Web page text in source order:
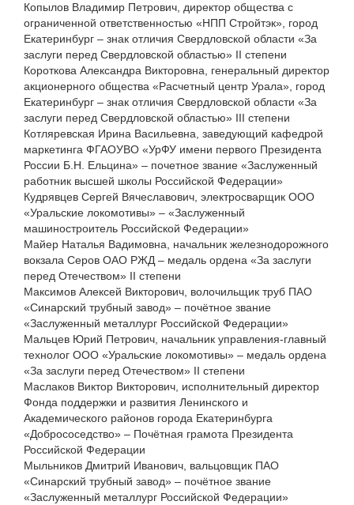
Копылов Владимир Петрович, директор общества с
ограниченной ответственностью «НПП Стройтэк», город
Екатеринбург – знак отличия Свердловской области «За
заслуги перед Свердловской областью» II степени
Короткова Александра Викторовна, генеральный директор
акционерного общества «Расчетный центр Урала», город
Екатеринбург – знак отличия Свердловской области «За
заслуги перед Свердловской областью» III степени
Котляревская Ирина Васильевна, заведующий кафедрой
маркетинга ФГАОУВО «УрФУ имени первого Президента
России Б.Н. Ельцина» – почетное звание «Заслуженный
работник высшей школы Российской Федерации»
Кудрявцев Сергей Вячеславович, электросварщик ООО
«Уральские локомотивы» – «Заслуженный
машиностроитель Российской Федерации»
Майер Наталья Вадимовна, начальник железнодорожного
вокзала Серов ОАО РЖД – медаль ордена «За заслуги
перед Отечеством» II степени
Максимов Алексей Викторович, волочильщик труб ПАО
«Синарский трубный завод» – почётное звание
«Заслуженный металлург Российской Федерации»
Мальцев Юрий Петрович, начальник управления-главный
технолог ООО «Уральские локомотивы» – медаль ордена
«За заслуги перед Отечеством» II степени
Маслаков Виктор Викторович, исполнительный директор
Фонда поддержки и развития Ленинского и
Академического районов города Екатеринбурга
«Добрососедство» – Почётная грамота Президента
Российской Федерации
Мыльников Дмитрий Иванович, вальцовщик ПАО
«Синарский трубный завод» – почётное звание
«Заслуженный металлург Российской Федерации»